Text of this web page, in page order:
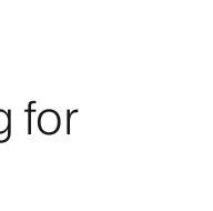
for